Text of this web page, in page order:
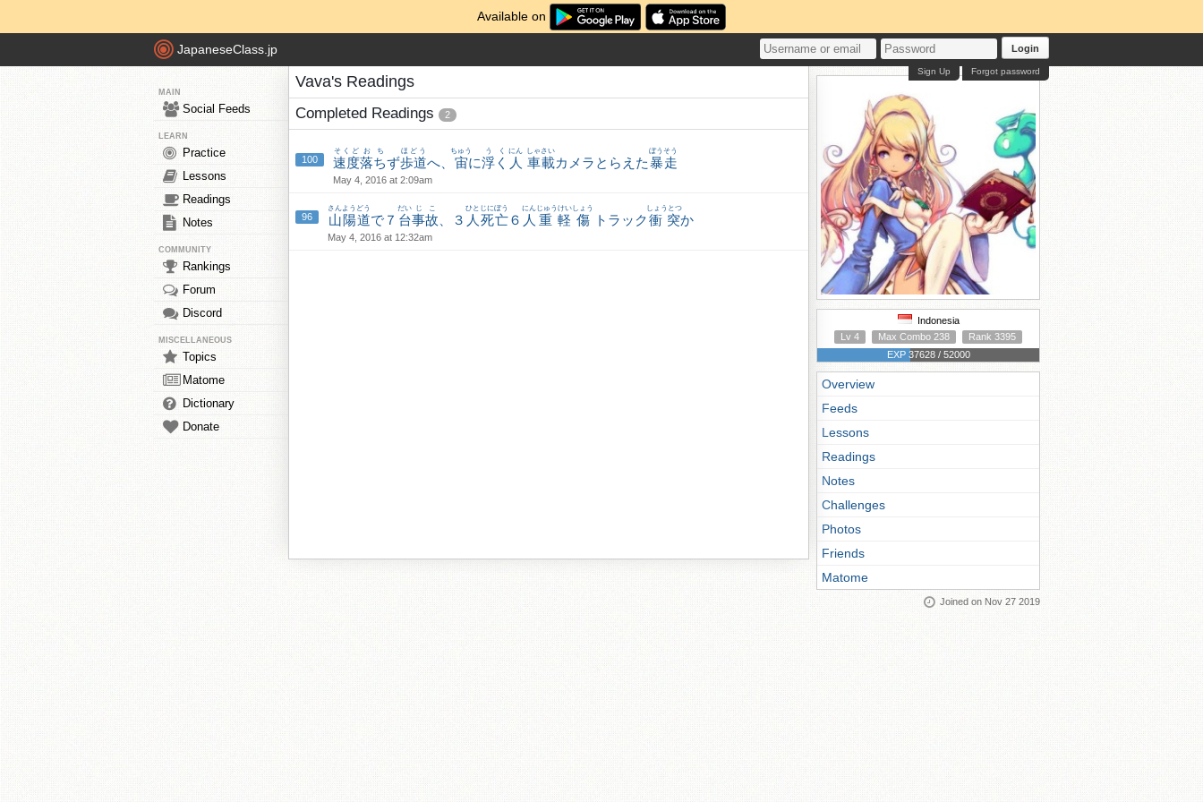
Available on
JapaneseClass.jp Login
Forgot password
Sign Up
MAIN
Social Feeds
LEARN
Practice
Lessons
Readings
Notes
COMMUNITY
Rankings
Forum
Discord
MISCELLANEOUS
Topics
Matome
Dictionary
Donate
Vava's Readings
Completed Readings 2
100 速度
そくど
落ち
おち
ず歩道
ほどう
へ、 宙
ちゅう
に浮く
うく
人
にん
車載
しゃさい
カメラとらえた暴走
ぼうそう
May 4, 2016 at 2:09am
96 山陽道
さんようどう
で７ 台
だい
事故
じこ
、３ 人死
ひとじに
亡
ぼう
６ 人
にん
重軽傷
じゅうけいしょう
トラック衝突
しょうとつ
か
May 4, 2016 at 12:32am
Indonesia
Lv 4
Max Combo 238
Rank 3395
EXP 37628 / 52000
Overview
Feeds
Lessons
Readings
Notes
Challenges
Photos
Friends
Matome
Joined on Nov 27 2019